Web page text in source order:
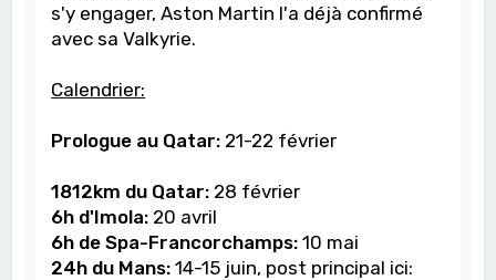
s'y engager, Aston Martin l'a déjà confirmé
avec sa Valkyrie.
Calendrier:
Prologue au Qatar: 21-22 février
1812km du Qatar: 28 février
6h d'Imola: 20 avril
6h de Spa-Francorchamps: 10 mai
24h du Mans: 14-15 juin, post principal ici: